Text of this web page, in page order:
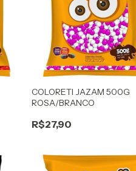
COLORETI JAZAM 500G
ROSA/BRANCO
R$27,90